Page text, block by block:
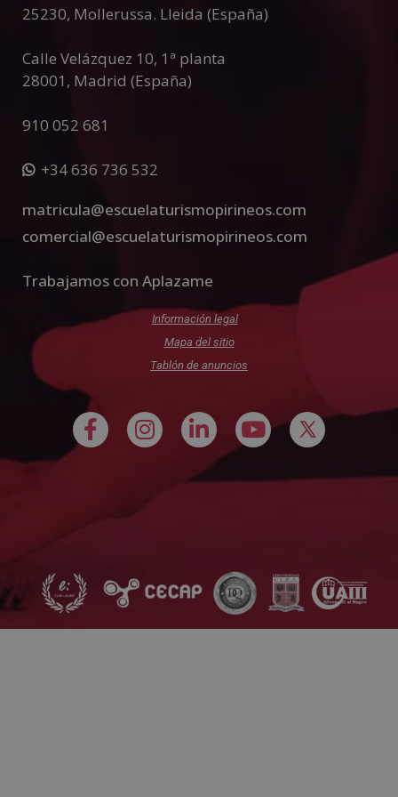
25230, Mollerussa. Lleida (España)
Calle Velázquez 10, 1ª planta
28001 , Madrid (España)
910 052 681
+34 636 736 532
matricula@escuelaturismopirineos.com
comercial@escuelaturismopirineos.com
Trabajamos con Aplazame
Información legal
Mapa del sitio
Tablón de anuncios